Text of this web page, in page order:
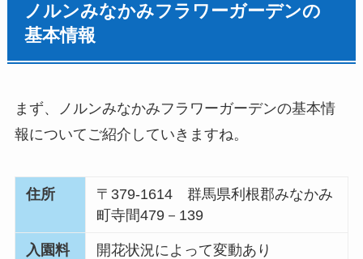
ノルンみなかみフラワーガーデンの
基本情報
まず、ノルンみなかみフラワーガーデンの基本情
報についてご紹介していきますね。
住所
〒379‐1614 群馬県利根郡みなかみ
町寺間479－139
入園料
開花状況によって変動あり